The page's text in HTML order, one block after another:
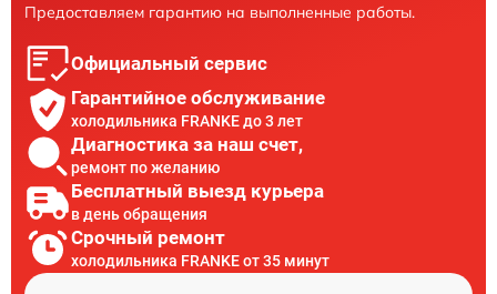
Предоставляем гарантию на выполненные работы.
Официальный сервис
Гарантийное обслуживание
холодильника FRANKE до 3 лет
Диагностика за наш счет,
ремонт по желанию
Бесплатный выезд курьера
в день обращения
Срочный ремонт
холодильника FRANKE от 35 минут